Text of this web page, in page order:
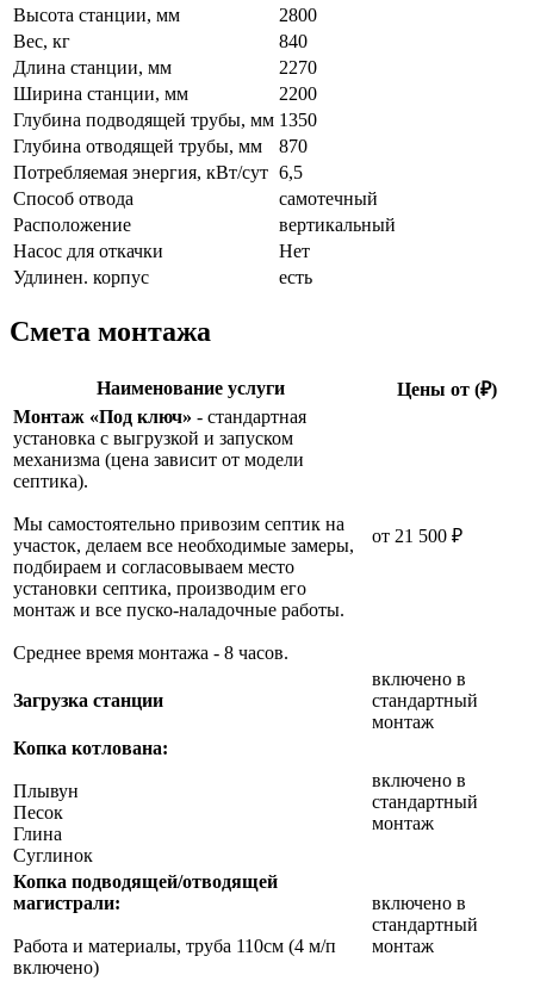
Высота станции, мм
2800
Вес, кг
840
Длина станции, мм
2270
Ширина станции, мм
2200
Глубина подводящей трубы, мм 1350
Глубина отводящей трубы, мм
870
Потребляемая энергия, кВт/сут 6,5
Способ отвода
самотечный
Расположение
вертикальный
Насос для откачки
Нет
Удлинен. корпус
есть
Смета монтажа
Наименование услуги
Цены от (₽)
Монтаж «Под ключ» - стандартная
установка с выгрузкой и запуском
механизма (цена зависит от модели
септика).
Мы самостоятельно привозим септик на
участок, делаем все необходимые замеры,
подбираем и согласовываем место
установки септика, производим его
монтаж и все пуско-наладочные работы.
Среднее время монтажа - 8 часов.
от 21 500 ₽
Загрузка станции
включено в
стандартный
монтаж
Копка котлована:
Плывун
Песок
Глина
Суглинок
включено в
стандартный
монтаж
Копка подводящей/отводящей
магистрали:
Работа и материалы, труба 110см (4 м/п
включено)
включено в
стандартный
монтаж